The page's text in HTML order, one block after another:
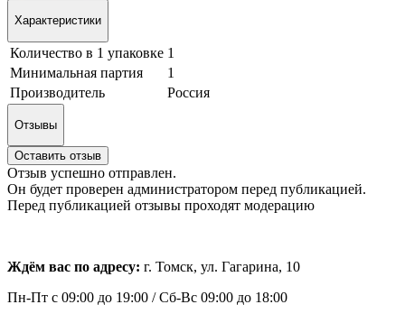
Характеристики
Количество в 1 упаковке 1
Минимальная партия
1
Производитель
Россия
Отзывы
Оставить отзыв
Отзыв успешно отправлен.
Он будет проверен администратором перед публикацией.
Перед публикацией отзывы проходят модерацию
Ждём вас по адресу: г. Томск, ул. Гагарина, 10
Пн-Пт с 09:00 до 19:00 /Сб-Вс 09:00 до 18:00